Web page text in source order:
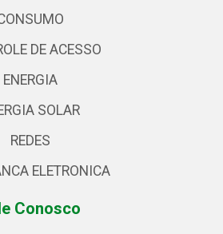
DE ACESSO
ENERGIA
SOLAR
REDES
ELETRONICA
Conosco